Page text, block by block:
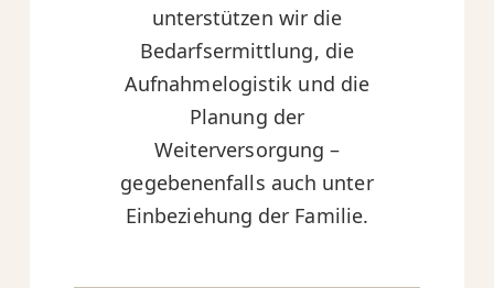
unterstützen wir die
Bedarfsermittlung, die
Aufnahmelogistik und die
Planung der
Weiterversorgung –
gegebenenfalls auch unter
Einbeziehung der Familie.